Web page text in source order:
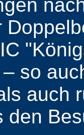
so
auch
den